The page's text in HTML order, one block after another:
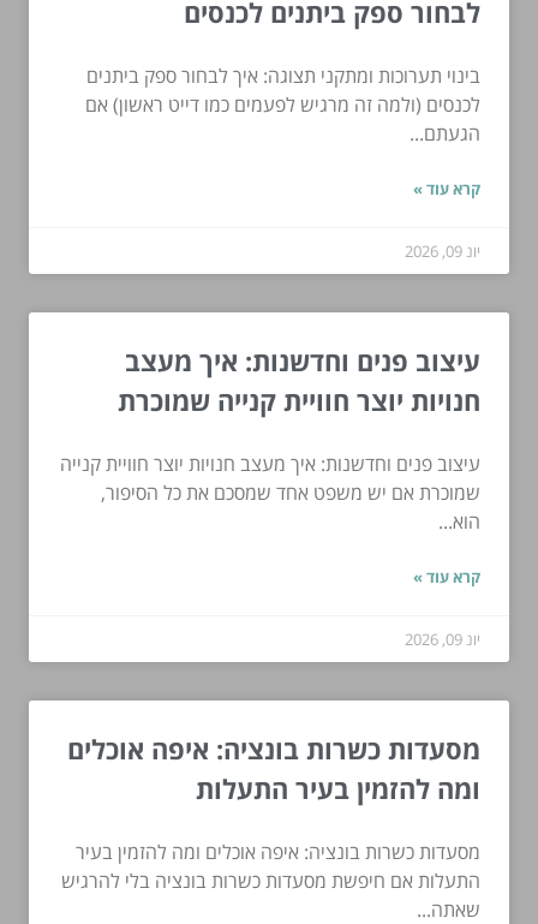
לבחור ספק ביתנים לכנסים
בינוי תערוכות ומתקני תצוגה: איך לבחור ספק ביתנים
לכנסים (ולמה זה מרגיש לפעמים כמו דייט ראשון) אם
הגעתם...
קרא עוד »
יונ 09, 2026
עיצוב פנים וחדשנות: איך מעצב
חנויות יוצר חוויית קנייה שמוכרת
עיצוב פנים וחדשנות: איך מעצב חנויות יוצר חוויית קנייה
שמוכרת אם יש משפט אחד שמסכם את כל הסיפור,
הוא...
קרא עוד »
יונ 09, 2026
מסעדות כשרות בונציה: איפה אוכלים
ומה להזמין בעיר התעלות
מסעדות כשרות בונציה: איפה אוכלים ומה להזמין בעיר
התעלות אם חיפשת מסעדות כשרות בונציה בלי להרגיש
שאתה...